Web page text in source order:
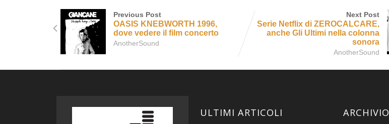
Previous Post
OASIS KNEBWORTH 1996,
dove vedere il film concerto
AnotherSound
Next Post
Serie Netflix di ZEROCALCARE,
anche Gli Ultimi nella colonna
sonora
AnotherSound
ULTIMI ARTICOLI ARCHIVIO